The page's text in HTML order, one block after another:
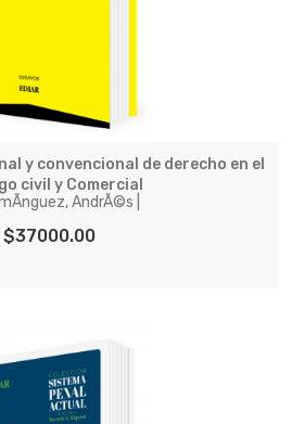
y convencional de derecho en el
civil y Comercial
AndrÃ©s |
$37000.00